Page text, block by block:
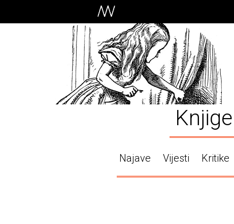
Knjige
Najave Vijesti Kritike